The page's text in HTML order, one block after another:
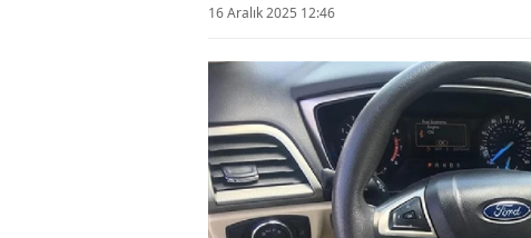
16 Aralık 2025 12:46